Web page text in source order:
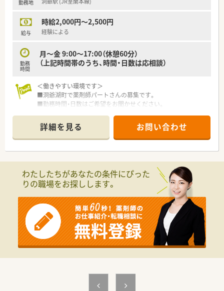
籍しています。
勤務地
給与
時給2,000円～2,500円
経験による
勤務
時間
月～金 9:00～17:00（休憩60分）
（上記時間帯のうち、時間・日数は応相談）
＜働きやすい環境です＞
■洞爺湖町で薬剤師パートさんの募集です。
■勤務時間・日数はご希望をお聞かせください。
です。（食事代のみ自己負担）
■病院経験ありの方は時給MAX2,500円まで応相談です☆
＜こんな病院です＞
■開院当初よりリハビリ機能の充実に重点を置き、持続的に医療
ニーズが高く長期にわたり入院医療が必要な方のために療養環
境を整備しています。
■緩和ケアへの取り組みと高齢者施設とも連携を行っている病
院です。
■薬剤科は薬剤師5名 助手2名の体制です
■ＮＳＴ専門療法士、感染制御認定薬剤師を取得した薬剤師も在
籍しています。
■薬剤管理指導300件～400件/月を実施しています。
詳細を見る お問い合わせ
わたしたちがあなたの条件にぴった
りの職場をお探しします。